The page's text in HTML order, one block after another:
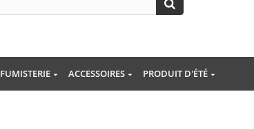
FUMISTERIE ACCESSOIRES PRODUIT D'ÉTÉ